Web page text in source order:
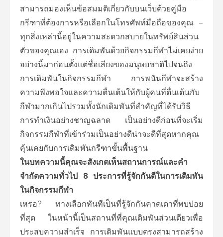
สามารถมองเห็นข้อสมมติเกี่ยวกับบนเว็บด้วยคู่มือ
กรีฑาที่ต้องการหรือเลือกในโทรศัพท์มือถือของคุณ –
ทุกสิ่งเหล่านี้อยู่ในความสะดวกสบายในทรัพย์สินส่วน
ตัวของคุณเอง การเดิมพันด้วยกิจกรรมกีฬาไม่เคยง่าย
อย่างนี้มาก่อนตั้งแต่ชื่อเสียงของมนุษยชาติไปจนถึง
การเดิมพันในกิจกรรมกีฬา การพนันกีฬาจะสร้าง
ความพึงพอใจและความตื่นเต้นให้กับผู้คนที่ตื่นเต้นกับ
กีฬามากเกินไปรวมทั้งนักเดิมพันที่สำคัญที่ได้รับวิธี
การทำเงินอย่างชาญฉลาด เป็นอย่างดีก่อนที่จะเริ่ม
กิจกรรมกีฬาที่เข้าร่วมเป็นอย่างดีน่าจะดีที่สุดหากคุณ
คุ้นเคยกับการเดิมพันกรีฑาขั้นพื้นฐาน
ในบทความนี้คุณจะสังเกตเห็นสถานการณ์และคำ
จำกัดความทั่วไป 8 ประการที่รู้จักกันดีในการเดิมพัน
ในกิจกรรมกีฬา
เหรอ? ทางเลือกทันทีเป็นที่รู้จักกันคาดเดาที่พบบ่อย
ที่สุด ในหน้านี้เป็นสถานที่ที่คุณเดิมพันส่วนเดียวเพื่อ
ประสบความสำเร็จ การเดิมพันแบบตรงสามารถสร้าง